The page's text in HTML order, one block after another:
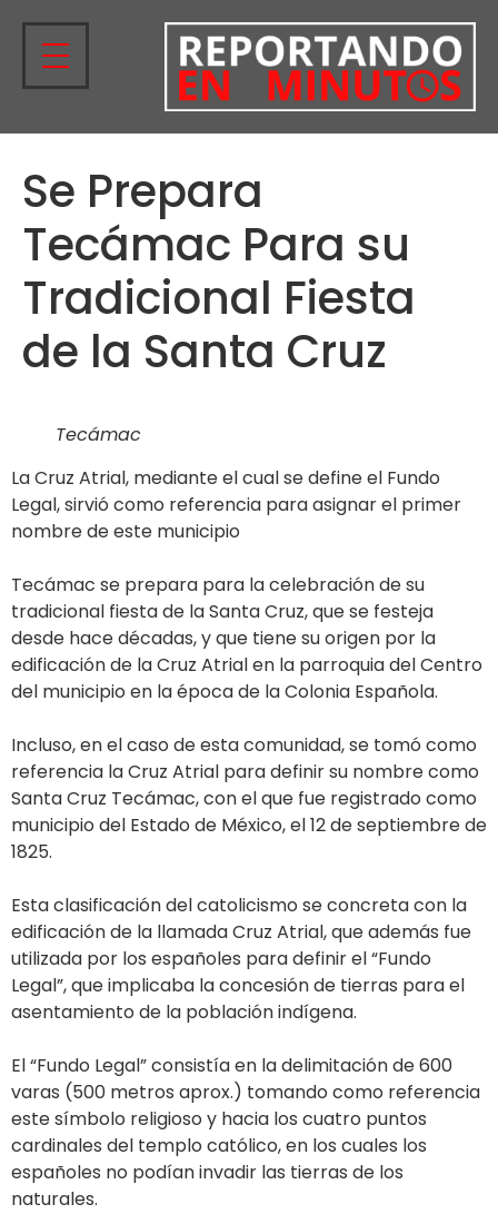
Se Prepara
Tecámac Para su
Tradicional Fiesta
de la Santa Cruz
Tecámac
La Cruz Atrial, mediante el cual se define el Fundo
Legal, sirvió como referencia para asignar el primer
nombre de este municipio
Tecámac se prepara para la celebración de su
tradicional fiesta de la Santa Cruz, que se festeja
desde hace décadas, y que tiene su origen por la
edificación de la Cruz Atrial en la parroquia del Centro
del municipio en la época de la Colonia Española.
Incluso, en el caso de esta comunidad, se tomó como
referencia la Cruz Atrial para definir su nombre como
Santa Cruz Tecámac, con el que fue registrado como
municipio del Estado de México, el 12 de septiembre de
1825.
Esta clasificación del catolicismo se concreta con la
edificación de la llamada Cruz Atrial, que además fue
utilizada por los españoles para definir el “Fundo
Legal”, que implicaba la concesión de tierras para el
asentamiento de la población indígena.
El “Fundo Legal” consistía en la delimitación de 600
varas (500 metros aprox.) tomando como referencia
este símbolo religioso y hacia los cuatro puntos
cardinales del templo católico, en los cuales los
españoles no podían invadir las tierras de los
naturales.